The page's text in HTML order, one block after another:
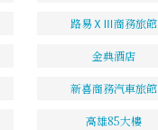
路易ⅩⅢ商務旅館
金典酒店
新喜商務汽車旅館
高雄85大樓